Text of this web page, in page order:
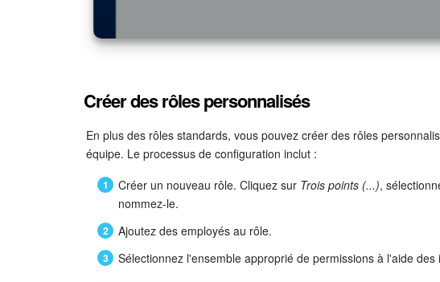
Créer des rôles personnalisés
En plus des rôles standards, vous pouvez créer des rôles
équipe. Le processus de configuration inclut :
Créer un nouveau rôle. Cliquez sur Trois points (...),
nommez-le.
Ajoutez des employés au rôle.
Sélectionnez l'ensemble approprié de permissions à l'aide des